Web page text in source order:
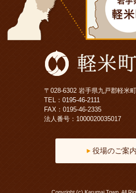
〒028-6302 岩手県九戸郡軽米
TEL： 0195-46-2111
FAX：0195-46-2335
法人番号：1000020035017
役場のご案内